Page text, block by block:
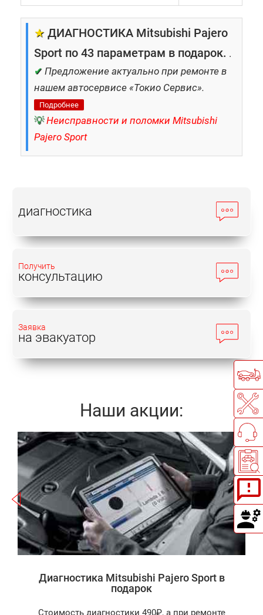
★ ДИАГНОСТИКА Mitsubishi Pajero
Sport по 43 параметрам в подарок. .
✔ Предложение актуально при ремонте в
нашем автосервисе «Токио Сервис».
Подробнее
💡 Неисправности и поломки Mitsubishi
Pajero Sport
диагностика
Получить
консультацию
Заявка
на эвакуатор
Наши акции:
Записаться
Диагностика Mitsubishi Pajero Sport в
подарок
Стоимость диагностики 490₽, а при ремонте